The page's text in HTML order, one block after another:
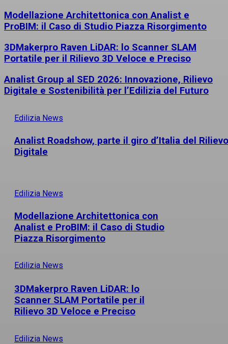
Modellazione Architettonica con Analist e
ProBIM: il Caso di Studio Piazza Risorgimento
3DMakerpro Raven LiDAR: lo Scanner SLAM
Portatile per il Rilievo 3D Veloce e Preciso
Analist Group al SED 2026: Innovazione, Rilievo
Digitale e Sostenibilità per l’Edilizia del Futuro
Edilizia News
Analist Roadshow, parte il giro d’Italia del Rilievo
Digitale
Edilizia News
Modellazione Architettonica con
Analist e ProBIM: il Caso di Studio
Piazza Risorgimento
Edilizia News
3DMakerpro Raven LiDAR: lo
Scanner SLAM Portatile per il
Rilievo 3D Veloce e Preciso
Edilizia News